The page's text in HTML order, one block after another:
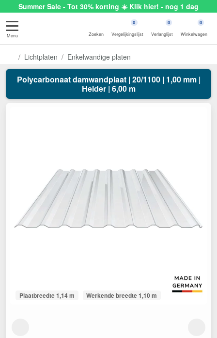
Summer Sale - Tot 30% korting ☀️ Klik hier! - nog 1 dag
Menu Zoeken
0
Vergelijkingslijst
0
Verlanglijst
0
Winkelwagen
Lichtplaten Enkelwandige platen
Polycarbonaat damwandplaat | 20/1100 | 1,00 mm |
Helder | 6,00 m
Plaatbreedte 1,14 m Werkende breedte 1,10 m